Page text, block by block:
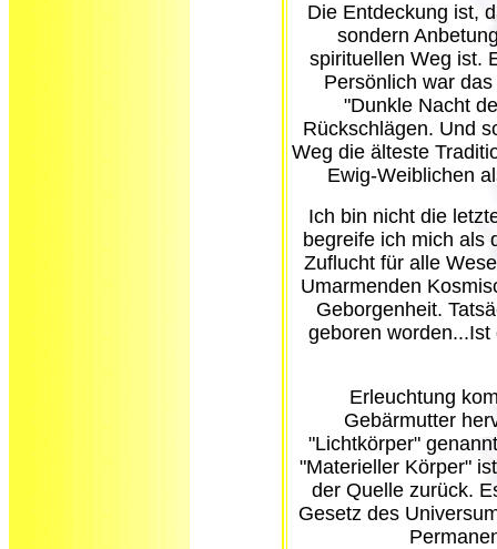
Die Entdeckung ist,
sondern
spirituellen Weg ist.
Persönlich war
"Dunkle Nacht
Rückschlägen. Und
Weg die älteste
Ewig-Weiblichen
Ich bin nicht die
begreife ich mich als
Zuflucht für alle
Umarmenden
Geborgenheit.
geboren
Erleuchtung
Gebärmutter
"Lichtkörper"
"Materieller Körper"
der Quelle zurück.
Gesetz des